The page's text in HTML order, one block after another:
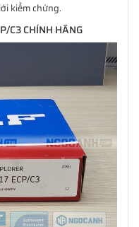
kiểm chứng.
C3 CHÍNH HÃNG